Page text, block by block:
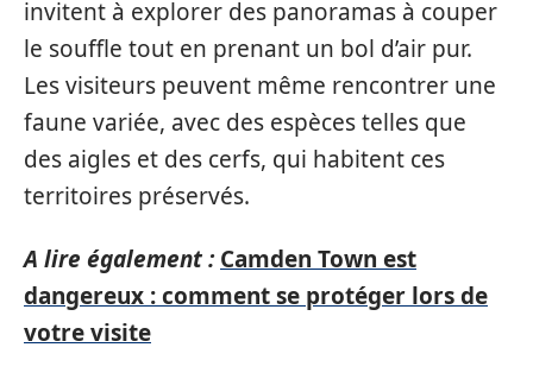
invitent à explorer des panoramas à couper
le souffle tout en prenant un bol d’air pur.
Les visiteurs peuvent même rencontrer une
faune variée, avec des espèces telles que
des aigles et des cerfs, qui habitent ces
territoires préservés.
A lire également : Camden Town est
dangereux : comment se protéger lors de
votre visite